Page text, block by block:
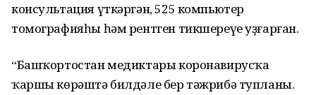
консультация үткәргән, 525 компьютер
томографияһы һәм рентген тикшереүе уҙғарған.
“Башҡортостан медиктары коронавирусҡа
ҡаршы көрәштә билдәле бер тәжрибә тупланы.